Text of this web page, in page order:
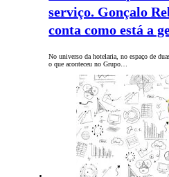
serviço. Gonçalo
conta como está a
No universo da hotelaria, no espaço de
o que aconteceu no Grupo…